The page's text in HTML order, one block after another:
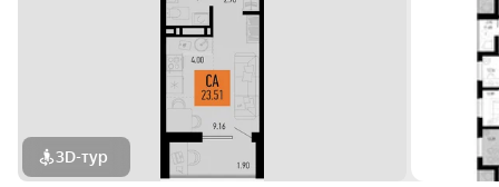
3D-тур